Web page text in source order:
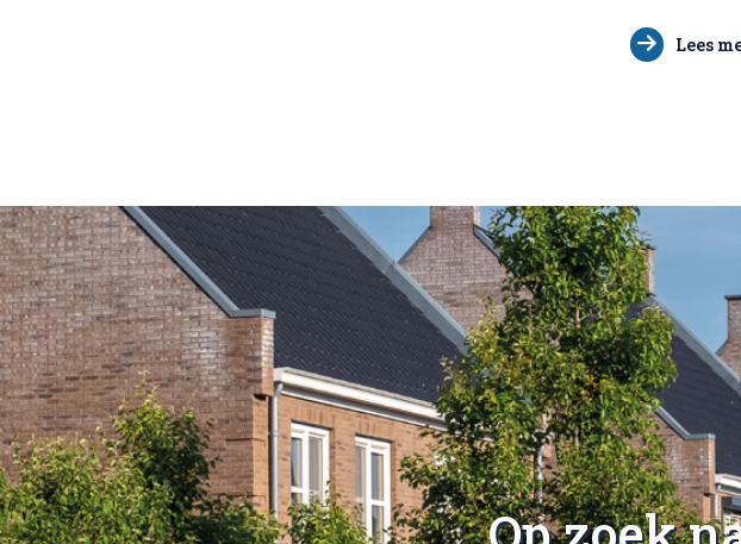
Lees